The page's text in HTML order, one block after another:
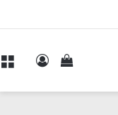
مشاهده